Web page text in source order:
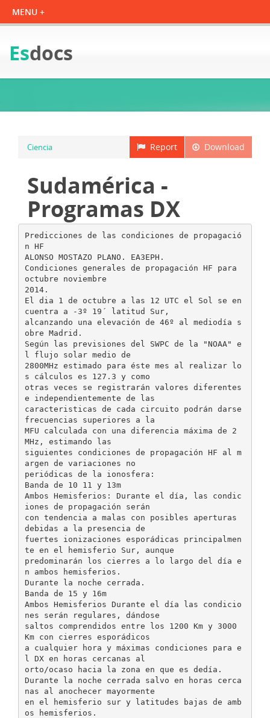
Esdocs
Download
Report
Ciencia
Sudamérica -
Programas DX
Predicciones de las condiciones de propagació
n HF
ALONSO MOSTAZO PLANO. EA3EPH.
Condiciones generales de propagación HF para
octubre noviembre
2014.
El dia 1 de octubre a las 12 UTC el Sol se en
cuentra a -3º 19´ latitud Sur,
alcanzando una elevación de 46º al mediodía s
obre Madrid.
Según las previsiones del SWPC de la "NOAA" e
l flujo solar medio de
2800MHz estimado para éste mes al realizar lo
s cálculos es 127.3 y como
otras veces se registrarán valores diferentes
e independientemente de las
caracteristicas de cada circuito podrán darse
frecuencias superiores a la
MFU calculada con una diferencia máxima de 2
MHz, estimando las
siguientes condiciones de propagación HF al m
argen de variaciones no
periódicas de la ionosfera:
Banda de 10 11 y 13m
Ambos Hemisferios: Durante el día, las condic
iones de propagación serán
con tendencia a malas con posibles aperturas
debidas a la presencia de
fuertes ionizaciones esporádicas principalmen
te en el hemisferio Sur, aunque
predominarán los cierres a lo largo del día e
n ambos hemisferios.
Durante la noche cerrada.
Banda de 15 y 16m
Ambos Hemisferios Durante el día las condicio
nes serán regulares, dándose
saltos comprendidos entre los 1200 Km y 3000
Km con cierres esporádicos
a cualquier hora y máximas condiciones para e
l DX en horas cercanas al
orto/ocaso hacia la zona en que es dedía.
Durante la noche cerrada salvo en horas cerca
nas al anochecer mayormente
en el hemisferio sur y latitudes bajas de amb
os hemisferios.